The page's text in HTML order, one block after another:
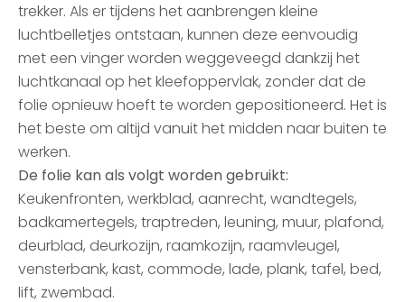
trekker. Als er tijdens het aanbrengen kleine
luchtbelletjes ontstaan, kunnen deze eenvoudig
met een vinger worden weggeveegd dankzij het
luchtkanaal op het kleefoppervlak, zonder dat de
folie opnieuw hoeft te worden gepositioneerd. Het is
het beste om altijd vanuit het midden naar buiten te
werken.
De folie kan als volgt worden gebruikt:
Keukenfronten, werkblad, aanrecht, wandtegels,
badkamertegels, traptreden, leuning, muur, plafond,
deurblad, deurkozijn, raamkozijn, raamvleugel,
vensterbank, kast, commode, lade, plank, tafel, bed,
lift, zwembad.